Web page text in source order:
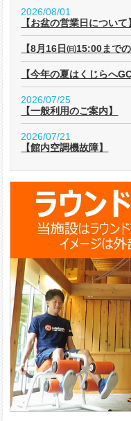
2026/08/01
【お盆の営業日について
【8月16日㈰15:00まで
【今年の夏はくじらへ
2026/07/25
【一般利用のご案内】
2026/07/21
【館内空調機故障】